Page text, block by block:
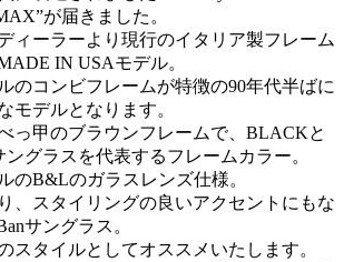
が届きました。
ィーラーより現行のイタリア製フレーム
IN USAモデル。
のコンビフレームが特徴の90年代半ばに
モデルとなります。
っ甲のブラウンフレームで、BLACKと
ングラスを代表するフレームカラー。
のB&Lのガラスレンズ仕様。
、スタイリングの良いアクセントにもな
サングラス。
スタイルとしてオススメいたします。